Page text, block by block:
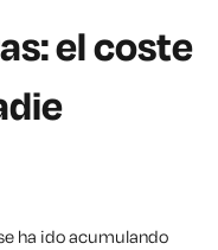
el coste
ha ido acumulando